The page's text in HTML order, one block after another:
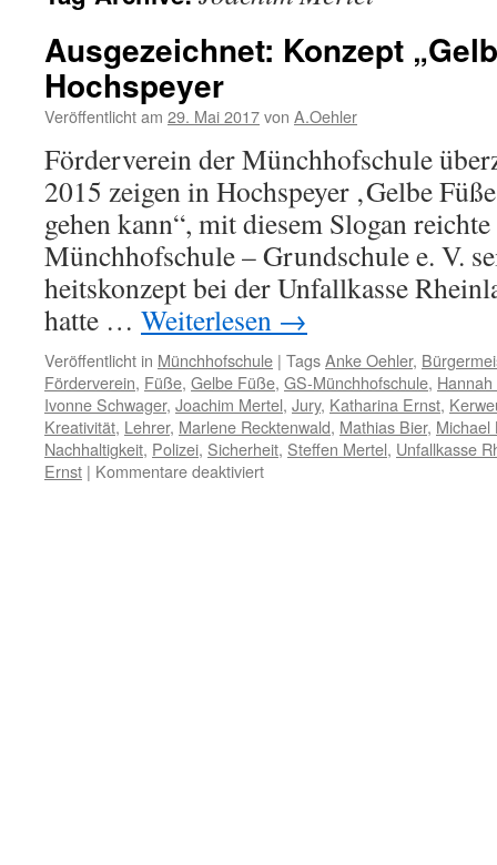
Ausgezeichnet: Konzept
Hochspeyer
Veröffentlicht am 29. Mai 2017von A.Oehler
Förderverein der Münchhofschule
2015 zeigen in Hochspeyer ‚Gelbe
gehen kann“, mit diesem Slogan
Münchhofschule – Grundschule e. V.
heitskonzept bei der Unfallkasse
hatte … Weiterlesen →
Veröffentlicht in Münchhofschule | TagsAnke Oehler,
Förderverein, Füße, Gelbe Füße, GS-Münchhofschule,
Ivonne Schwager, Joachim Mertel, Jury, Katharina Ernst,
Kreativität, Lehrer, Marlene Recktenwald, Mathias Bier, Michael
Nachhaltigkeit, Polizei, Sicherheit, Steffen Mertel, Unfallkasse
Ernst | Kommentare deaktiviertfür